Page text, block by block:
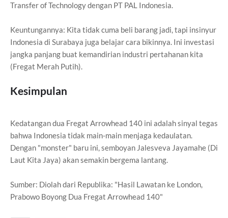
Transfer of Technology dengan PT PAL Indonesia.
Keuntungannya: Kita tidak cuma beli barang jadi, tapi insinyur
Indonesia di Surabaya juga belajar cara bikinnya. Ini investasi
jangka panjang buat kemandirian industri pertahanan kita
(Fregat Merah Putih).
Kesimpulan
Kedatangan dua Fregat Arrowhead 140 ini adalah sinyal tegas
bahwa Indonesia tidak main-main menjaga kedaulatan.
Dengan "monster" baru ini, semboyan Jalesveva Jayamahe (Di
Laut Kita Jaya) akan semakin bergema lantang.
Sumber: Diolah dari Republika: "Hasil Lawatan ke London,
Prabowo Boyong Dua Fregat Arrowhead 140"